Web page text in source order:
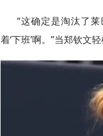
“这确定是淘汰了
着‘下班’啊。”当郑钦文